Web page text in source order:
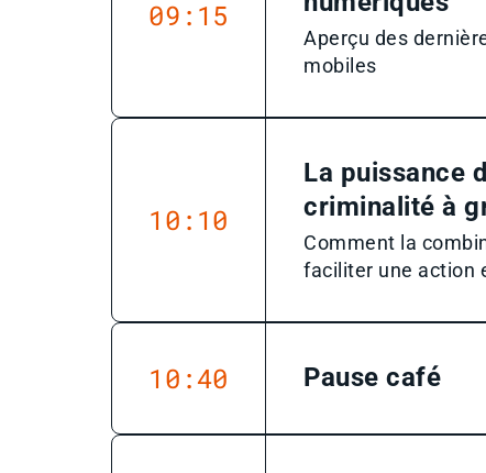
09:15
Aperçu des
mobiles
10:10
La puissance
criminalité à
Comment la
faciliter une action
10:40 Pause café